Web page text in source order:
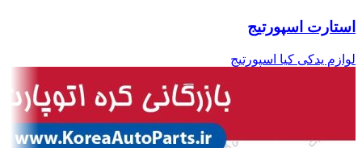
استارت اسپورتیج
لوازم یدکی کیا اسپورتیج